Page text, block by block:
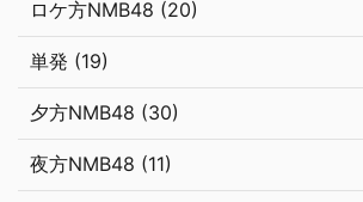
ロケ方NMB48 (20)
単発 (19)
夕方NMB48 (30)
夜方NMB48 (11)